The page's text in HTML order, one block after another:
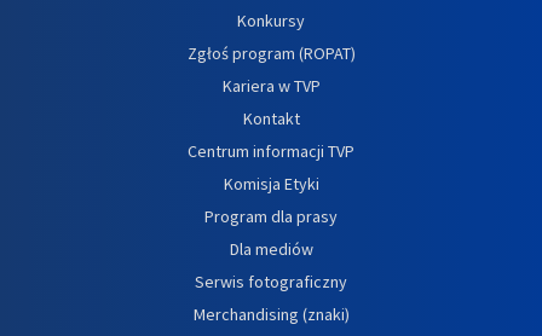
Konkursy
Zgłoś program (ROPAT)
Kariera w TVP
Kontakt
Centrum informacji TVP
Komisja Etyki
Program dla prasy
Dla mediów
Serwis fotograficzny
Merchandising (znaki)